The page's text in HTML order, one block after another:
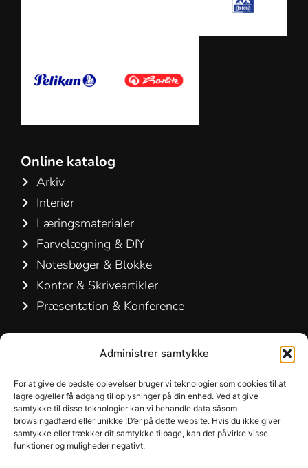
Administrer samtykke
For at give de bedste oplevelser bruger vi teknologier som cookies til at
lagre og/eller få adgang til oplysninger på din enhed. Ved at give
samtykke til disse teknologier kan vi behandle data såsom
browsingadfærd eller unikke ID’er på dette website. Hvis du ikke giver
samtykke eller trækker dit samtykke tilbage, kan det påvirke visse
funktioner og muligheder negativt.
Online katalog
Arkiv
Interiør
Læringsmaterialer
Farvelægning & DIY
Notesbøger & Blokke
Kontor & Skriveartikler
Præsentation & Konference
Hirsemarken 5, st. th.
3520 Farum
Danmark